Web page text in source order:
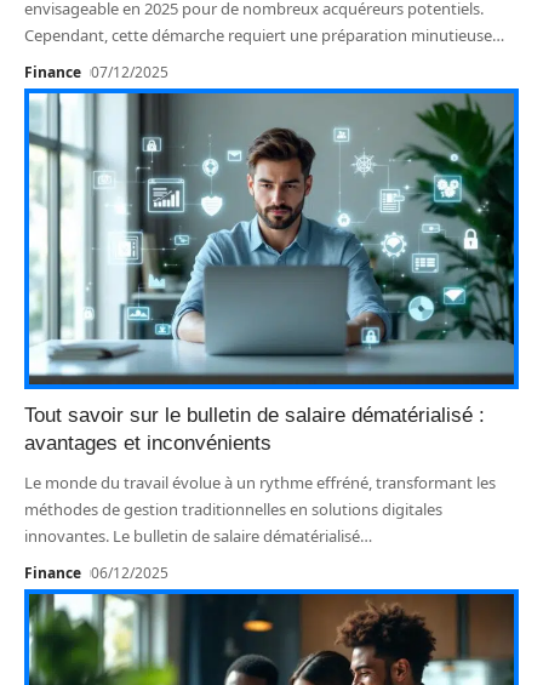
envisageable en 2025 pour de nombreux acquéreurs potentiels.
Cependant, cette démarche requiert une préparation minutieuse…
Finance 07/12/2025
Tout savoir sur le bulletin de salaire dématérialisé :
avantages et inconvénients
Le monde du travail évolue à un rythme effréné, transformant les
méthodes de gestion traditionnelles en solutions digitales
innovantes. Le bulletin de salaire dématérialisé…
Finance 06/12/2025